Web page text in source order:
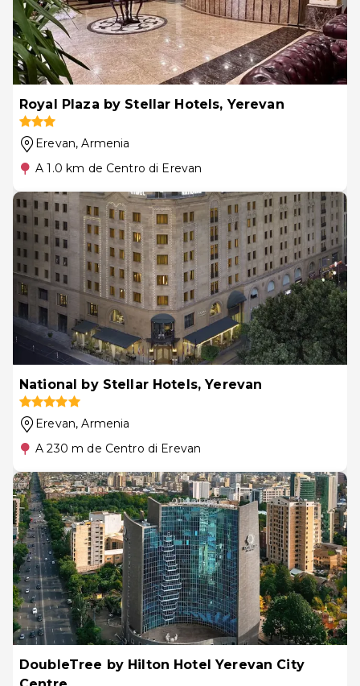
Royal Plaza by Stellar Hotels, Yerevan
Erevan, Armenia
A 1.0 km de Centro di Erevan
National by Stellar Hotels, Yerevan
Erevan, Armenia
A 230 m de Centro di Erevan
DoubleTree by Hilton Hotel Yerevan City